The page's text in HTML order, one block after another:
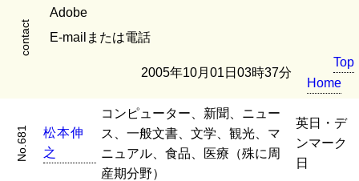
Adobe
contact E-mailまたは電話
2005年10月01日03時37分
Top
Home
No.681 松本伸
之
コンピューター、新聞、ニュー
ス、一般文書、文学、観光、マ
ニュアル、食品、医療（殊に周
産期分野）
英日・デ
ンマーク
日